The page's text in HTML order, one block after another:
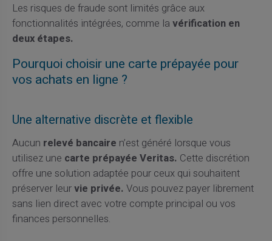
Les risques de fraude sont limités grâce aux
fonctionnalités intégrées, comme la vérification en
deux étapes.
Pourquoi choisir une carte prépayée pour
vos achats en ligne ?
Une alternative discrète et flexible
Aucun relevé bancaire n’est généré lorsque vous
utilisez une carte prépayée Veritas. Cette discrétion
offre une solution adaptée pour ceux qui souhaitent
préserver leurvie privée. Vous pouvez payer librement
sans lien direct avec votre compte principal ou vos
finances personnelles.